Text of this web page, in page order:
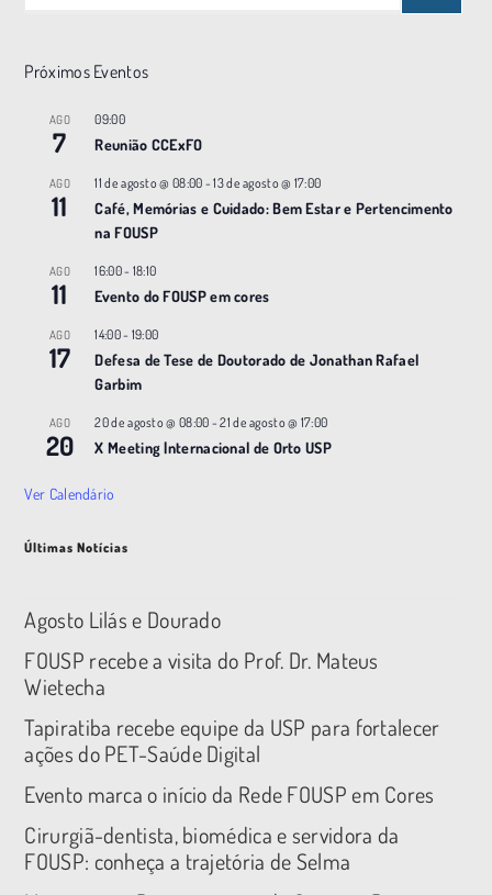
Próximos Eventos
AGO
7
09:00
Reunião CCExFO
AGO
11
11 de agosto @ 08:00 -13 de agosto @ 17:00
Café, Memórias e Cuidado: Bem Estar e Pertencimento
na FOUSP
AGO
11
16:00- 18:10
Evento do FOUSP em cores
AGO
17
14:00- 19:00
Defesa de Tese de Doutorado de Jonathan Rafael
Garbim
AGO
20
20 de agosto @ 08:00 -21 de agosto @ 17:00
X Meeting |nternacional de Orto USP
Ver Calendário
Últimas Notícias
Agosto Lilás e Dourado
FOUSP recebe a visita do Prof. Dr. Mateus
Wietecha
Tapiratiba recebe equipe da USP para fortalecer
ações do PET-Saúde Digital
Evento marca o início da Rede FOUSP em Cores
Cirurgiã-dentista, biomédica e servidora da
FOUSP: conheça a trajetória de Selma